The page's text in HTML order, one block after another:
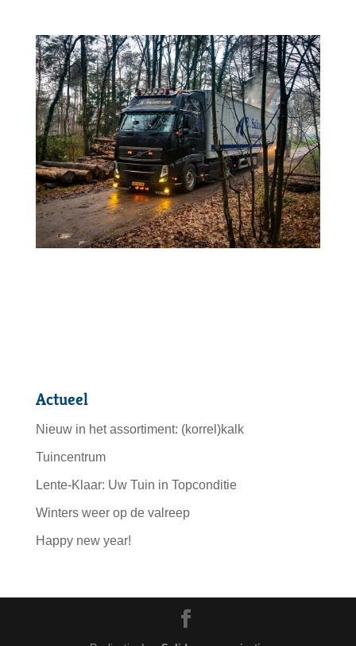
Actueel
Nieuw in het assortiment: (korrel)kalk
Tuincentrum
Lente-Klaar: Uw Tuin in Topconditie
Winters weer op de valreep
Happy new year!